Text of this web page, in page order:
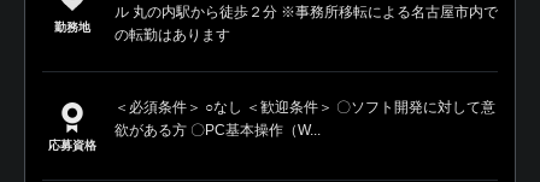
勤務地
ル 丸の内駅から徒歩２分 ※事務所移転による名古屋市内で
の転勤はあります
応募資格
＜必須条件＞ ○なし ＜歓迎条件＞ 〇ソフト開発に対して意
欲がある方 〇PC基本操作（W...